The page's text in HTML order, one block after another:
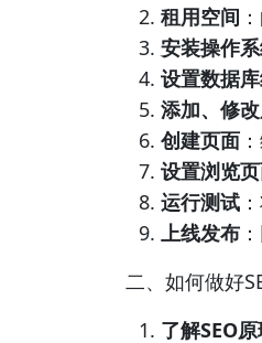
租用空间
安装操作
设置数据
添加、修
创建页面
设置浏览
运行测试
上线发布
二、如何做好
了解SEO